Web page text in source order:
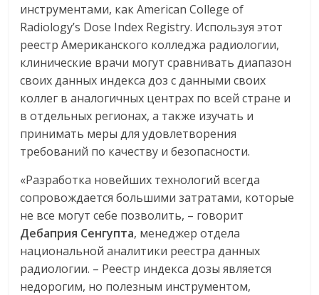
инструментами, как American College of
Radiology’s Dose Index Registry. Используя этот
реестр Американского колледжа радиологии,
клинические врачи могут сравнивать диапазон
своих данных индекса доз с данными своих
коллег в аналогичных центрах по всей стране и
в отдельных регионах, а также изучать и
принимать меры для удовлетворения
требований по качеству и безопасности.
«Разработка новейших технологий всегда
сопровождается большими затратами, которые
не все могут себе позволить, – говорит
Дебаприя Сенгупта, менеджер отдела
национальной аналитики реестра данных
радиологии. – Реестр индекса дозы является
недорогим, но полезным инструментом,